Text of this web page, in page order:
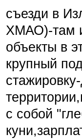
съезди в
ХМАО)-там
объекты в
крупный
с собой